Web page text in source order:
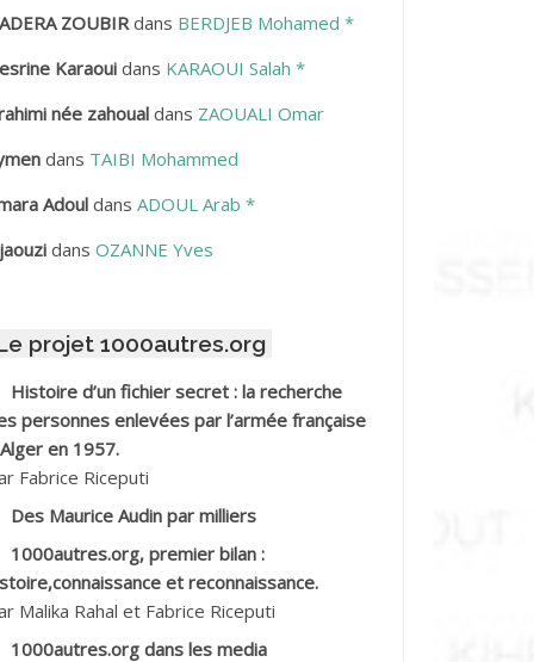
Lakhdar
Haciba
Mohamed Hamoud*
Mohamed *
Ahmed
Mohamed ben Kaddour
Kouider
Ahmed dit le Coiffeur
Mohamed
ZOUBIRdans BERDJEB Mohamed *
Karaouidans KARAOUI Salah *
née zahoualdans ZAOUALI Omar
dans TAIBI Mohammed
Adouldans ADOUL Arab *
dans OZANNE Yves
projet 1000autres.org
Histoire d’un fichier secret : la recherche
personnes enlevées par l’armée française
en 1957.
Fabrice Riceputi
Des Maurice Audin par milliers
1000autres.org, premier bilan :
et reconnaissance.
Malika Rahal et Fabrice Riceputi
1000autres.org dans les media